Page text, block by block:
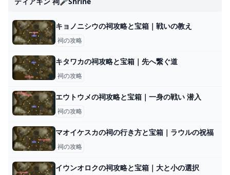
キョノニシウの祠攻略と宝箱｜戦いの教え
祠の攻略
キタワカの祠攻略と宝箱｜先へ繋ぐ道
祠の攻略
エウトウメの祠攻略と宝箱｜一身の戦い 潜入
祠の攻略
マオイケスカの祠の行き方と宝箱｜ラウルの祝福
祠の攻略
イウンオロクの祠攻略と宝箱｜大と小の選択